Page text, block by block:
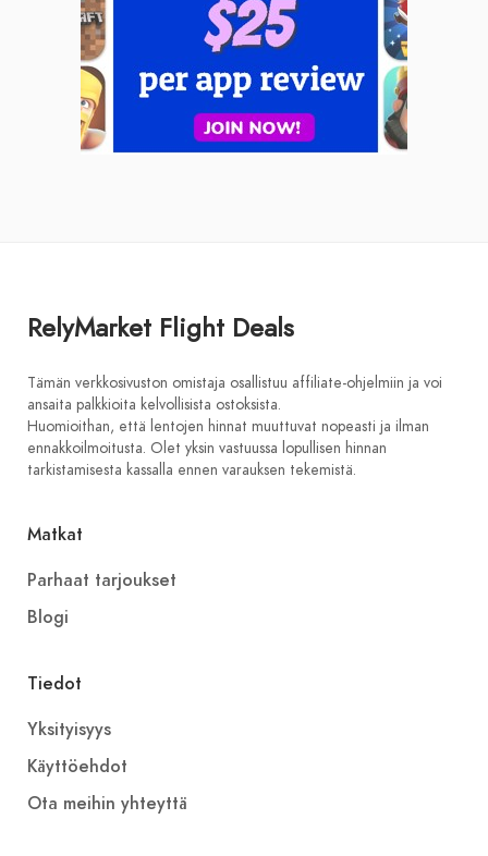
RelyMarket Flight Deals
Tämän verkkosivuston omistaja osallistuu affiliate-ohjelmiin ja voi
ansaita palkkioita kelvollisista ostoksista.
Huomioithan, että lentojen hinnat muuttuvat nopeasti ja ilman
ennakkoilmoitusta. Olet yksin vastuussa lopullisen hinnan
tarkistamisesta kassalla ennen varauksen tekemistä.
Matkat
Parhaat tarjoukset
Blogi
Tiedot
Yksityisyys
Käyttöehdot
Ota meihin yhteyttä